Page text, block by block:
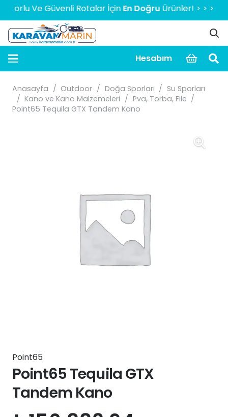
Ve Güvenli Rotalar İçinEn DoğruÜrünler! > > > > >
Hesabım
Anasayfa / Outdoor / Doğa Sporları / Su Sporları
/ Kano ve Kano Malzemeleri / Pva, Torba, File /
Point65 Tequila GTX Tandem Kano
Point65
Point65 Tequila GTX
Tandem Kano